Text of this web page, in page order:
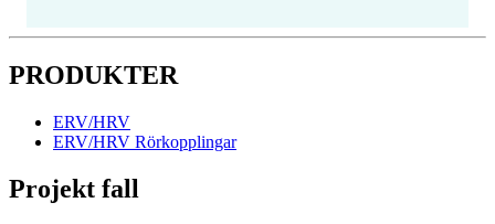
PRODUKTER
ERV/HRV
ERV/HRV Rörkopplingar
Projekt fall